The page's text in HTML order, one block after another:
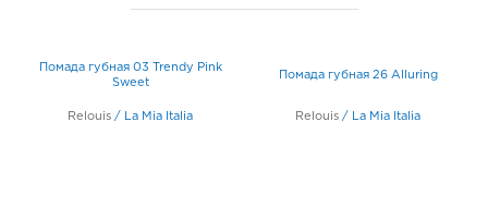
График работы:10:00 - 21:00
Помада губная 03 Trendy Pink
Sweet
Relouis / La Mia Italia
Помада губная 26 Alluring
Relouis / La Mia Italia